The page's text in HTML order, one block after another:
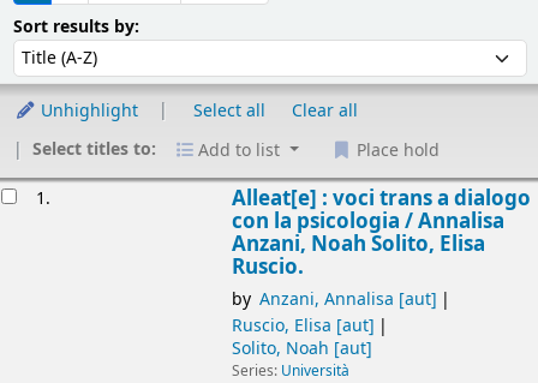
Sort results by:
Unhighlight Select all
Clear all
Select titles to:
Add to list Place hold
1. Alleat[e] : voci trans a dialogo
con la psicologia /Annalisa
Anzani, Noah Solito, Elisa
Ruscio.
by Anzani, Annalisa [aut]
Ruscio, Elisa [aut]
Solito, Noah [aut]
Series: Università